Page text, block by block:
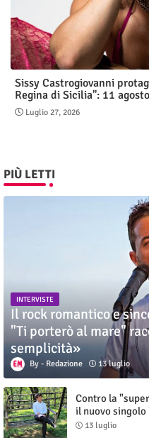
Sissy Castrogiovanni
Regina di Sicilia": 11
Luglio 27, 2026
PIÙ LETTI
INTERVISTE
Il rock romantico e
"Ti porterò al mare"
semplicità»
Redazione 13 luglio
Contro la
il nuovo
13 luglio